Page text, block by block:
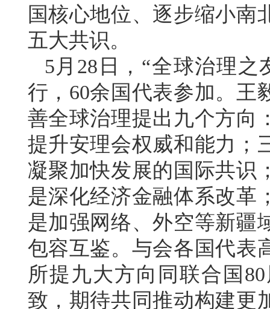
国核心地位、逐步缩小南
五大共识。
5月28日，“全球治理
行，60余国代表参加。王
善全球治理提出九个方向
提升安理会权威和能力；
凝聚加快发展的国际共识
是深化经济金融体系改革
是加强网络、外空等新疆
包容互鉴。与会各国代表
所提九大方向同联合国
致，期待共同推动构建更